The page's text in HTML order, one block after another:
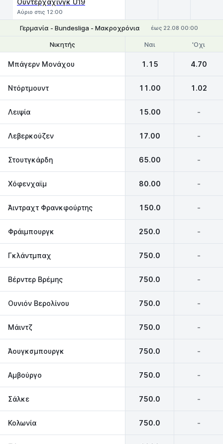
Ουντερχάχινγκ U19
Αύριο στις 12:00
Γερμανία - Bundesliga - Μακροχρόνια έως 22.08 00:00
Νικητής Θέσεις 1-4
Ναι 'Οχι
Μπάγερν Μονάχου 1.15 4.70
Ντόρτμουντ 11.00 1.02
Λειψία 15.00 -
Λεβερκούζεν 17.00 -
Στουτγκάρδη 65.00 -
Χόφενχαϊμ 80.00 -
Άιντραχτ Φρανκφούρτης 150.0 -
Φράιμπουργκ 250.0 -
Γκλάντμπαχ 750.0 -
Βέρντερ Βρέμης 750.0 -
Ουνιόν Βερολίνου 750.0 -
Μάιντζ 750.0 -
Άουγκσμπουργκ 750.0 -
Αμβούργο 750.0 -
Σάλκε 750.0 -
Κολωνία 750.0 -